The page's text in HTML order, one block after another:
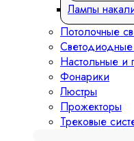
Лампы
Потолочные
Настольные и
Фонарики
Люстры
Прожекторы
Трековые